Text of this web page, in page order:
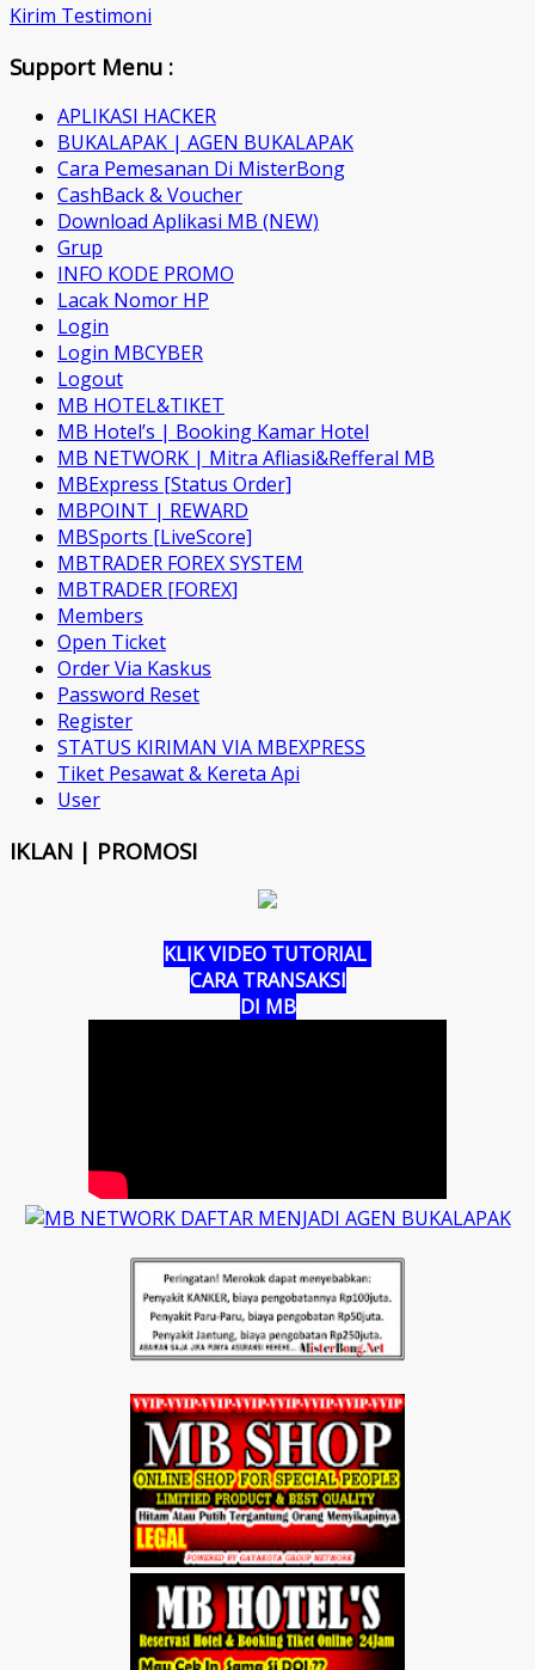
Kirim Testimoni
Support Menu :
APLIKASI HACKER
BUKALAPAK | AGEN BUKALAPAK
Cara Pemesanan Di MisterBong
CashBack & Voucher
Download Aplikasi MB (NEW)
Grup
INFO KODE PROMO
Lacak Nomor HP
Login
Login MBCYBER
Logout
MB HOTEL&TIKET
MB Hotel’s | Booking Kamar Hotel
MB NETWORK | Mitra Afliasi&Refferal MB
MBExpress [Status Order]
MBPOINT | REWARD
MBSports [LiveScore]
MBTRADER FOREX SYSTEM
MBTRADER [FOREX]
Members
Open Ticket
Order Via Kaskus
Password Reset
Register
STATUS KIRIMAN VIA MBEXPRESS
Tiket Pesawat & Kereta Api
User
IKLAN | PROMOSI
KLIK VIDEO TUTORIAL
CARA TRANSAKSI
DI MB